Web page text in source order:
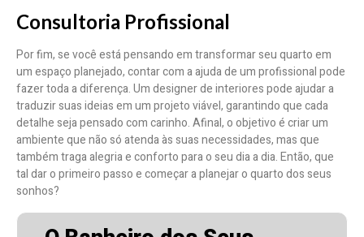
Consultoria Profissional
Por fim, se você está pensando em transformar seu quarto em
um espaço planejado, contar com a ajuda de um profissional pode
fazer toda a diferença. Um designer de interiores pode ajudar a
traduzir suas ideias em um projeto viável, garantindo que cada
detalhe seja pensado com carinho. Afinal, o objetivo é criar um
ambiente que não só atenda às suas necessidades, mas que
também traga alegria e conforto para o seu dia a dia. Então, que
tal dar o primeiro passo e começar a planejar o quarto dos seus
sonhos?